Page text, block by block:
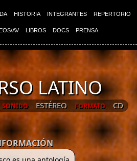
HISTORIA INTEGRANTES REPERTORIO
AV LIBROS DOCS PRENSA
LATINO
SONIDO ESTÉREO FORMATO CD